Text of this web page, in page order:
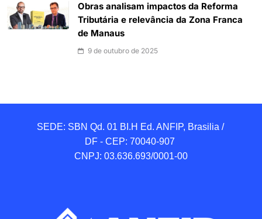
Obras analisam impactos da Reforma
Tributária e relevância da Zona Franca
de Manaus
9 de outubro de 2025
SEDE: SBN Qd. 01 BI.H Ed. ANFIP, Brasilia /
DF - CEP: 70040-907
CNPJ: 03.636.693/0001-00